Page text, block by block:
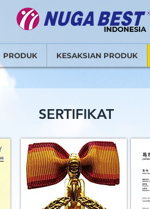
PRODUK KESAKSIAN PRODUK
SERTIFIKAT